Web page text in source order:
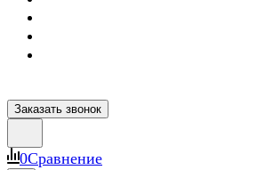
Заказать звонок
0Сравнение